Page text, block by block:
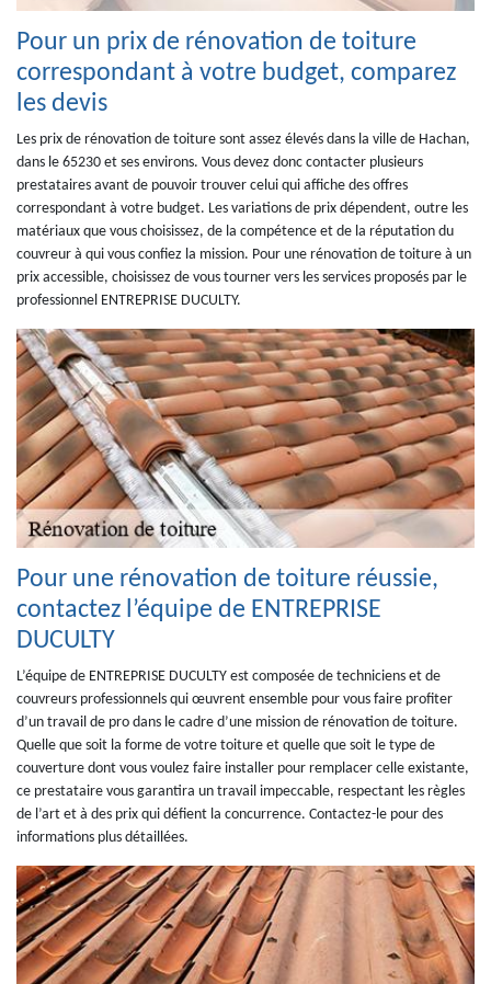
Pour un prix de rénovation de toiture
correspondant à votre budget, comparez
les devis
Les prix de rénovation de toiture sont assez élevés dans la ville de Hachan,
dans le 65230 et ses environs. Vous devez donc contacter plusieurs
prestataires avant de pouvoir trouver celui qui affiche des offres
correspondant à votre budget. Les variations de prix dépendent, outre les
matériaux que vous choisissez, de la compétence et de la réputation du
couvreur à qui vous confiez la mission. Pour une rénovation de toiture à un
prix accessible, choisissez de vous tourner vers les services proposés par le
professionnel ENTREPRISE DUCULTY.
Pour une rénovation de toiture réussie,
contactez l’équipe de ENTREPRISE
DUCULTY
L’équipe de ENTREPRISE DUCULTY est composée de techniciens et de
couvreurs professionnels qui œuvrent ensemble pour vous faire profiter
d’un travail de pro dans le cadre d’une mission de rénovation de toiture.
Quelle que soit la forme de votre toiture et quelle que soit le type de
couverture dont vous voulez faire installer pour remplacer celle existante,
ce prestataire vous garantira un travail impeccable, respectant les règles
de l’art et à des prix qui défient la concurrence. Contactez-le pour des
informations plus détaillées.